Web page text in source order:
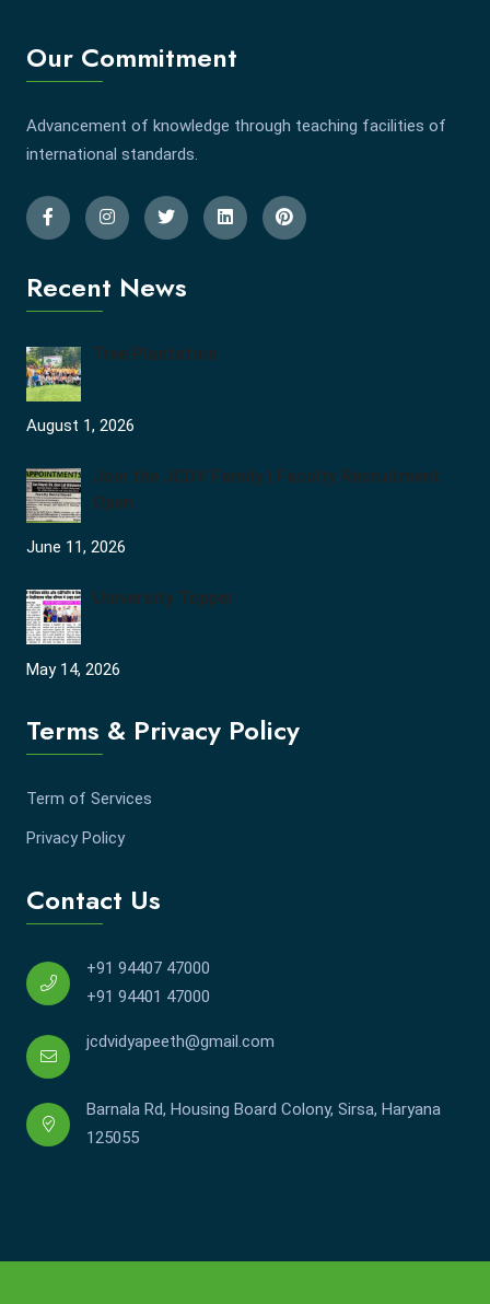
Our Commitment
Advancement of knowledge through teaching facilities of
international standards.
Recent News
Tree Plantation
August 1, 2026
Join the JCDV Family | Faculty Recruitment
Open
June 11, 2026
University Topper
May 14, 2026
Terms & Privacy Policy
Term of Services
Privacy Policy
Contact Us
+91 94407 47000
+91 94401 47000
jcdvidyapeeth@gmail.com
Barnala Rd, Housing Board Colony, Sirsa, Haryana
125055